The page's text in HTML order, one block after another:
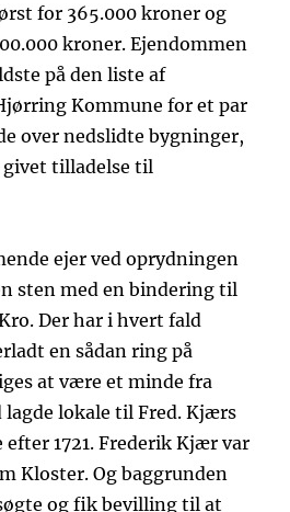
for 365.000 kroner og
kroner. Ejendommen
på den liste af
Kommune for et par
over nedslidte bygninger,
tilladelse til
ejer ved oprydningen
sten med en bindering til
Der har i hvert fald
en sådan ring på
at være et minde fra
lagde lokale til Fred. Kjærs
efter 1721. Frederik Kjær var
Kloster. Og baggrunden
og fik bevilling til at